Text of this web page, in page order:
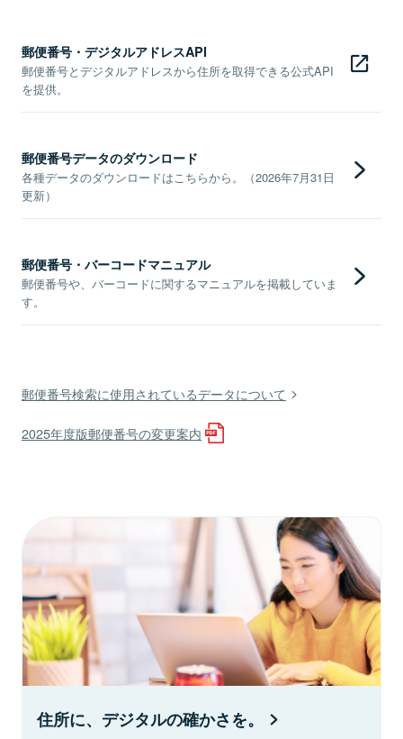
郵便番号・デジタルアドレスAPI
郵便番号とデジタルアドレスから住所を取得できる公式API
を提供。
郵便番号データのダウンロード
各種データのダウンロードはこちらから。（2026年7月31日
更新）
郵便番号・バーコードマニュアル
郵便番号や、バーコードに関するマニュアルを掲載していま
す。
郵便番号検索に使用されているデータについて
2025年度版郵便番号の変更案内
住所に、デジタルの確かさを。